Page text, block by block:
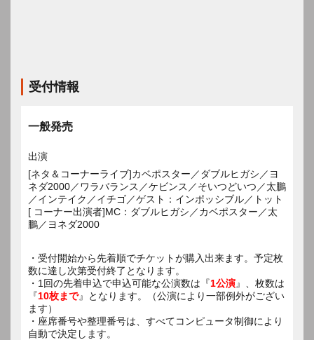
受付情報
一般発売
出演
[ネタ＆コーナーライブ]カベポスター／ダブルヒガシ／ヨ
ネダ2000／ワラバランス／ケビンス／そいつどいつ／太鵬
／インテイク／イチゴ／ゲスト：インポッシブル／トット
[ コーナー出演者]MC：ダブルヒガシ／カベポスター／太
鵬／ヨネダ2000
・受付開始から先着順でチケットが購入出来ます。予定枚
数に達し次第受付終了となります。
・1回の先着申込で申込可能な公演数は『1公演』、枚数は
『10枚まで』となります。（公演により一部例外がござい
ます）
・座席番号や整理番号は、すべてコンピュータ制御により
自動で決定します。